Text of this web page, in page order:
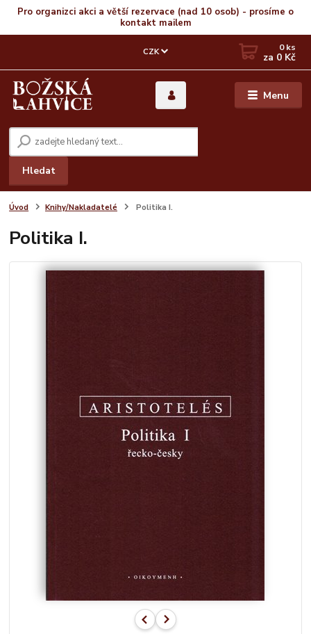
Pro organizci akci a větší rezervace (nad 10 osob) - prosíme o
kontakt mailem
Menu
CZK
Hledat
0ks
za 0 Kč
Úvod Knihy/Nakladatelé Politika I.
Politika I.